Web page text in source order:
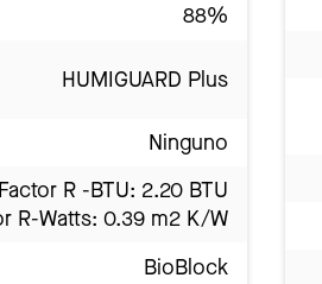
88%
HUMIGUARD Plus
Ninguno
R -BTU: 2.20 BTU
R-Watts: 0.39 m2 K/W
BioBlock